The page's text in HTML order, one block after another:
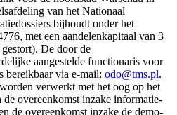
van het Nationaal
bijhoudt onder het
met een aandelenkapitaal van 3
De door de
aangestelde functionaris voor
bereikbaar via e-mail: odo@tms.pl.
verwerkt met het oog op het
overeenkomst inzake informatie-
de overeenkomst inzake de demo-